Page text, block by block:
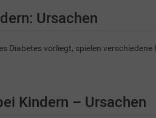
Ursachen
Diabetes vorliegt, spielen verschiedene
Kindern – Ursachen